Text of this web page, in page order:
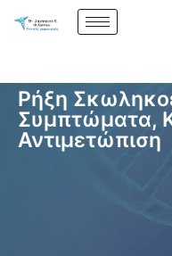
Ρήξη
Συμπτώματα,
Αντιμετώπιση